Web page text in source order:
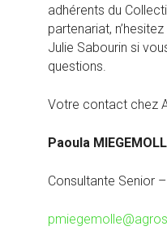
adhérents du
partenariat,
Julie Sabourin si
questions.
Votre contact chez
Paoula
Consultante Senior